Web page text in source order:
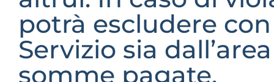
potrà escludere
Servizio sia
somme pagate.